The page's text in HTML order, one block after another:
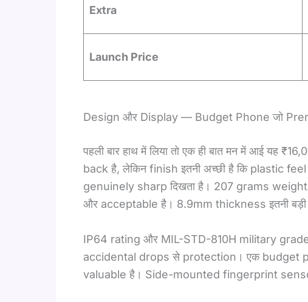
Extra
Launch Price
Design और Display — Budget Phone जो
पहली बार हाथ में लिया तो एक ही बात मन में आई यह
back है, लेकिन finish इतनी अच्छी है कि plastic
genuinely sharp दिखता है। 207 grams
और acceptable है। 8.9mm thickness इतनी
IP64 rating और MIL-STD-810H military
accidental drops से protection। एक budget
valuable है। Side-mounted fingerprint